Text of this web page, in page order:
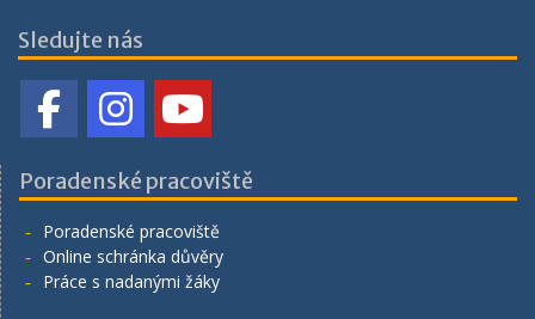
Sledujte nás
Poradenské pracoviště
Poradenské pracoviště
Online schránka důvěry
Práce s nadanými žáky